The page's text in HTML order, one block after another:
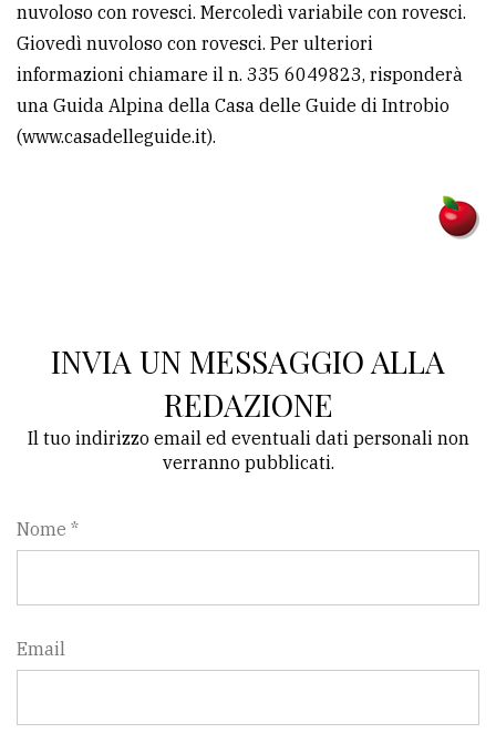
nuvoloso con rovesci. Mercoledì variabile con rovesci.
Giovedì nuvoloso con rovesci. Per ulteriori
informazioni chiamare il n. 335 6049823, risponderà
una Guida Alpina della Casa delle Guide di Introbio
(www.casadelleguide.it).
INVIA UN MESSAGGIO ALLA
REDAZIONE
Il tuo indirizzo email ed eventuali dati personali non
verranno pubblicati.
Nome *
Email